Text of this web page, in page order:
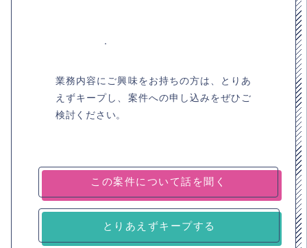
業務内容にご興味をお持ちの方は、とりあ
えずキープし、案件への申し込みをぜひご
検討ください。
とりあえずキープする